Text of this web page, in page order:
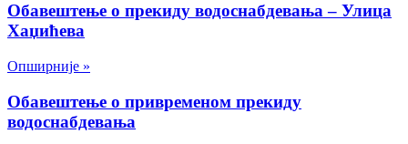
Обавештење о прекиду водоснабдевања – Улица
Хаџићева
Опширније »
Обавештење о привременом прекиду
водоснабдевања